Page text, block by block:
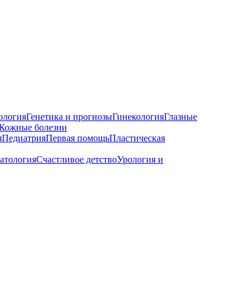
Генетика и прогнозыГинекологияГлазные
болезни
ПедиатрияПервая помощьПластическая
Счастливое детствоУрология и